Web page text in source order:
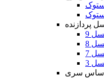
پردازنده
9
8
7
3
اساس سری